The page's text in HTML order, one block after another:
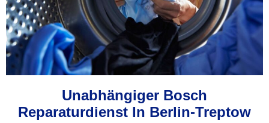
Unabhängiger Bosch
Reparaturdienst In Berlin-Treptow